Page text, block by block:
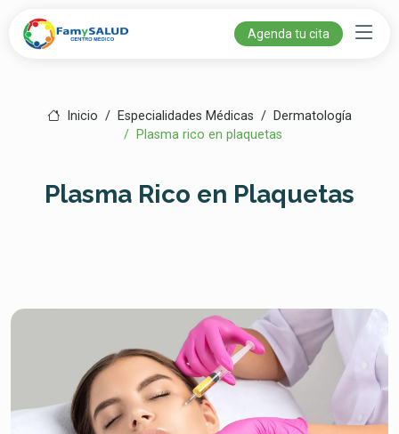
Agenda tu cita
Inicio Especialidades Médicas
Dermatología
Plasma rico en plaquetas
Plasma Rico en Plaquetas